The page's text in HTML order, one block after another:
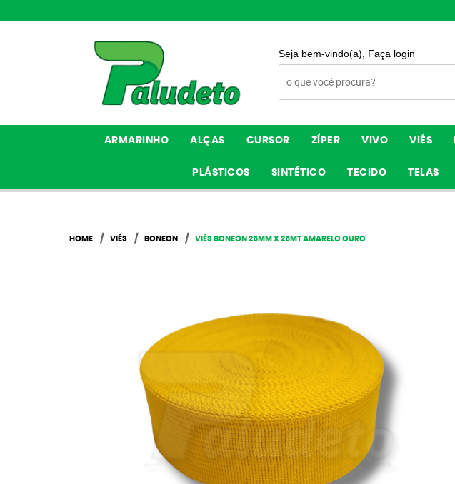
Seja bem-vindo(a), Faça login
ARMARINHO ALÇAS CURSOR ZÍPER VIVO VIÉS
PLÁSTICOS SINTÉTICO TECIDO TELAS
HOME VIÉS BONEON VIÉS BONEON 25MM X 25MT AMARELO OURO